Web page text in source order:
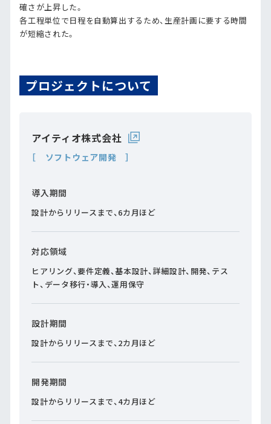
確さが上昇した。
各工程単位で日程を自動算出するため、生産計画に要する時間
が短縮された。
プロジェクトについて
アイティオ株式会社
［ ソフトウェア開発 ］
導入期間
設計からリリースまで、6カ月ほど
対応領域
ヒアリング、要件定義、基本設計、詳細設計、開発、テス
ト、データ移行・導入、運用保守
設計期間
設計からリリースまで、2カ月ほど
開発期間
設計からリリースまで、4カ月ほど